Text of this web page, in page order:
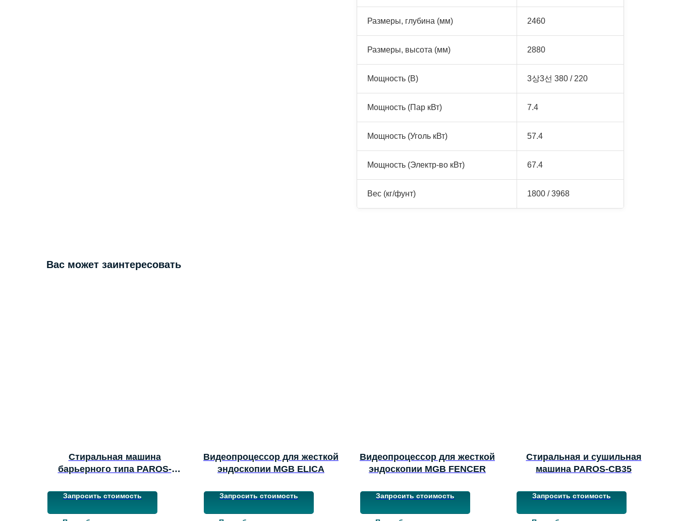
Размеры, глубина (мм) 2460
Размеры, высота (мм) 2880
Мощность (В) 3상3선 380 / 220
Мощность (Пар кВт) 7.4
Мощность (Уголь кВт) 57.4
Мощность (Электр-во кВт) 67.4
Вес (кг/фунт) 1800 / 3968
Вас может заинтересовать
Стиральная машина
барьерного типа PAROS-
Запросить стоимость
Видеопроцессор для жесткой
эндоскопии MGB ELICA
Запросить стоимость
Видеопроцессор для жесткой
эндоскопии MGB FENCER
Запросить стоимость
Стиральная и сушильная
машина PAROS-CB35
Запросить стоимость